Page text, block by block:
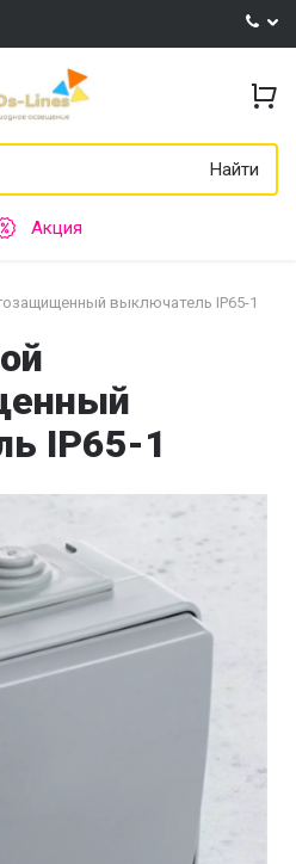
Найти
Акция
выключатель IP65-1
IP65-1